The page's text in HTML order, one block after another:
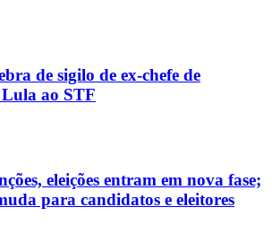
de sigilo de ex-chefe de
ao STF
eleições entram em nova fase;
para candidatos e eleitores